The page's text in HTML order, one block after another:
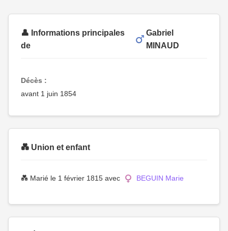
👤 Informations principales
de
Gabriel
MINAUD
Décès :
avant 1 juin 1854
💑 Union et enfant
💑 Marié le 1 février 1815 avec BEGUIN Marie